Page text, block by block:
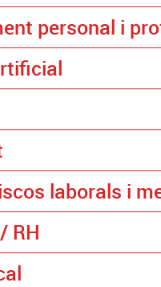
personal i
laborals i
RH